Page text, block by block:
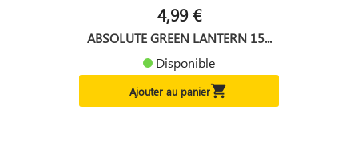
4,99 €
ABSOLUTE GREEN LANTERN 15...
Disponible
Ajouter au panier